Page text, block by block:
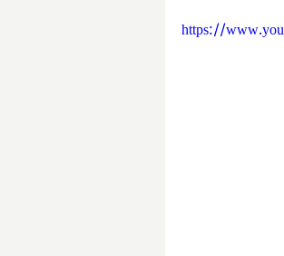
https://